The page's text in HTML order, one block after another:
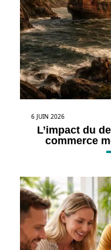
6 JUIN 2026
L’impact du
commerce